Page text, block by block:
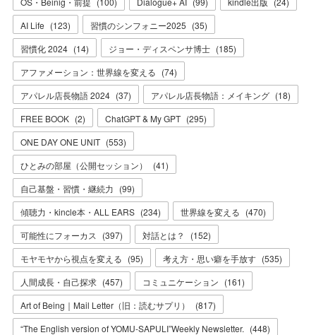
AI Life (123) 習慣のシンフォニー2025 (35)
習慣化 2024 (14) ジョー・ディスペンサ博士 (185)
アファメーション：世界線を変える (74)
アパレル店長物語 2024 (37) アパレル店長物語：メイキング (18)
FREE BOOK (2) ChatGPT & My GPT (295)
ONE DAY ONE UNIT (553)
ひとみの部屋（公開セッション）
(41)
自己基盤・習慣・継続力 (99)
傾聴力・kincle本・ALL EARS (234) 世界線を変える (470)
可能性にフォーカス
(397) 対話とは？ (152)
モヤモヤから視点を変える (95) 考え方・思い癖を手放す (535)
人間成長・自己探求 (457) コミュニケーション (161)
Art of Being｜Mail Letter（旧：読むサプリ）
(817)
“The English version of YOMU-SAPULI”Weekly Newsletter. (448)